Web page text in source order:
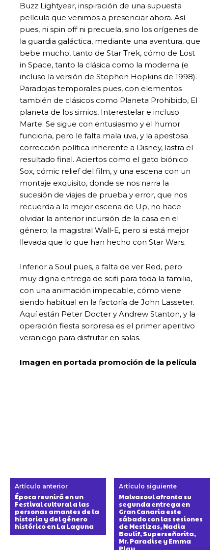
Buzz Lightyear, inspiración de una supuesta
película que venimos a presenciar ahora. Así
pues, ni spin off ni precuela, sino los orígenes de
la guardia galáctica, mediante una aventura, que
bebe mucho, tanto de Star Trek, cómo de Lost
in Space, tanto la clásica como la moderna (e
incluso la versión de Stephen Hopkins de 1998).
Paradojas temporales pues, con elementos
también de clásicos como Planeta Prohibido, El
planeta de los simios, Interestelar e incluso
Marte. Se sigue con entusiasmo y el humor
funciona, pero le falta mala uva, y la apestosa
corrección política inherente a Disney, lastra el
resultado final. Aciertos como el gato biónico
Sox, cómic relief del film, y una escena con un
montaje exquisito, donde se nos narra la
sucesión de viajes de prueba y error, que nos
recuerda a la mejor escena de Up, no hace
olvidar la anterior incursión de la casa en el
género; la magistral Wall-E, pero si está mejor
llevada que lo que han hecho con Star Wars.
Inferior a Soul pues, a falta de ver Red, pero
muy digna entrega de scifi para toda la familia,
con una animación impecable, cómo viene
siendo habitual en la factoría de John Lasseter.
Aquí están Peter Docter y Andrew Stanton, y la
operación fiesta sorpresa es el primer aperitivo
veraniego para disfrutar en salas.
Imagen en portada promoción de la película
Artículo anterior
Época reunirá en un
Festival cultural a las
personas amantes de la
historia y del género
histórico en La Laguna
Artículo siguiente
Malvasoul afronta su
segunda entrega en
Gran Canaria este
sábado con las sesiones
de Mestizas, Nadia
Boulif, Superseñorita,
Mr. Paradise y Emma